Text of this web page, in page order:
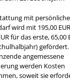
mit
wird mit 195,00
für das erste, 65,00
gefördert.
angemessene
werden Kosten
soweit sie